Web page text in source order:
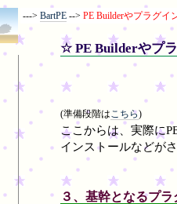
---> BartPE --> PE Builderやプラグイ
☆ PE Builderやプ
(準備段階はこちら)
ここからは、実際に
インストールなどが
３、基幹となるプ